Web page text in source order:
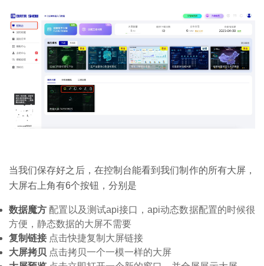
当我们保存好之后，在控制台能看到我们制作的所有大屏，
大屏右上角有6个按钮，分别是
数据魔方 配置以及测试api接口，api动态数据配置的时候很
方便，静态数据的大屏不需要
复制链接 点击快捷复制大屏链接
大屏拷贝 点击拷贝一个一模一样的大屏